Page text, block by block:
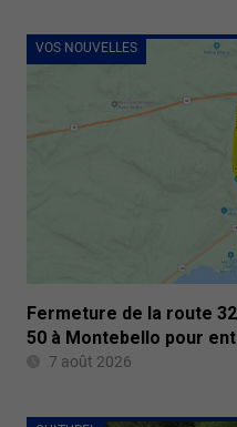
VOS NOUVELLES
Fermeture de la route
50 à Montebello pour
7 août 2026